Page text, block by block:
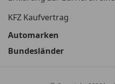
KFZ Kaufvertrag
Automarken
Bundesländer